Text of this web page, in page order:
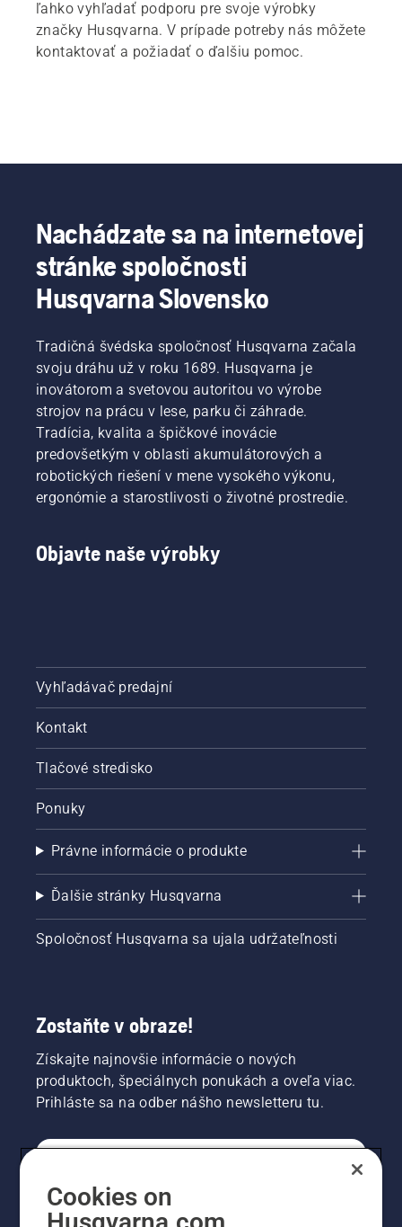
ľahko vyhľadať podporu pre svoje výrobky
značky Husqvarna. V prípade potreby nás môžete
kontaktovať a požiadať o ďalšiu pomoc.
Nachádzate sa na internetovej
stránke spoločnosti
Husqvarna Slovensko
Tradičná švédska spoločnosť Husqvarna začala
svoju dráhu už v roku 1689. Husqvarna je
inovátorom a svetovou autoritou vo výrobe
strojov na prácu v lese, parku či záhrade.
Tradícia, kvalita a špičkové inovácie
predovšetkým v oblasti akumulátorových a
robotických riešení v mene vysokého výkonu,
ergonómie a starostlivosti o životné prostredie.
Objavte naše výrobky
Vyhľadávač predajní
Kontakt
Tlačové stredisko
Ponuky
Právne informácie o produkte
Ďalšie stránky Husqvarna
Spoločnosť Husqvarna sa ujala udržateľnosti
Zostaňte v obraze!
Získajte najnovšie informácie o nových
produktoch, špeciálnych ponukách a oveľa viac.
Prihláste sa na odber nášho newsletteru tu.
Cookies on